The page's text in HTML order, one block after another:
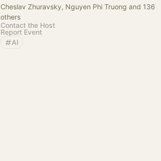
Cheslav Zhuravsky, Nguyen Phi Truong and 136
others
Contact the Host
Report Event
AI